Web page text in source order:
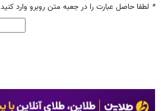
* لطفا حاصل عبارت را در جعبه متن روبرو وارد کنید